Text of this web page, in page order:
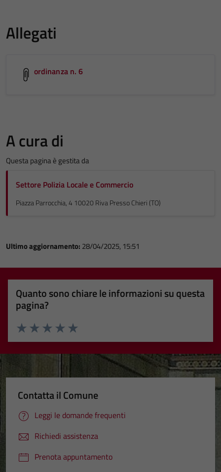
Allegati
ordinanza n. 6
A cura di
Questa pagina è gestita da
Settore Polizia Locale e Commercio
Piazza Parrocchia, 4 10020 Riva Presso Chieri (TO)
Ultimo aggiornamento: 28/04/2025, 15:51
Quanto sono chiare le informazioni su questa
pagina?
Valuta 5 stelle su 5
Valuta 4 stelle su 5
Valuta 3 stelle su 5
Valuta 2 stelle su 5
Valuta 1 stelle su 5
Contatta il Comune
Leggi le domande frequenti
Richiedi assistenza
Prenota appuntamento